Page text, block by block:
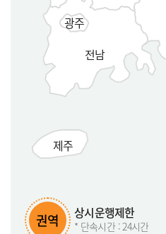
광주
전남
제주
권역 상시운행제한
* 단속시간 : 24시간